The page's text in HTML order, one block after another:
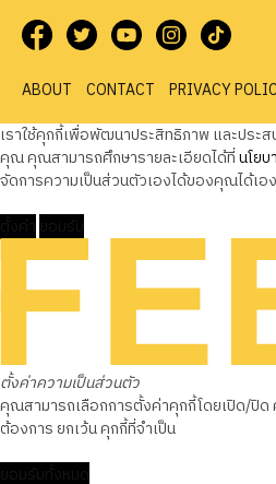
ABOUT CONTACT
PRIVACY
เราใช้คุกกี้เพื่อพัฒนาประสิทธิภาพ และประ
คุณ คุณสามารถศึกษารายละเอียดได้ที่นโย
จัดการความเป็นส่วนตัวเองได้ของคุณได้เอ
ตั้งค่าความเป็นส่วนตัว
คุณสามารถเลือกการตั้งค่าคุกกี้โดยเปิด/ปิด
ต้องการ ยกเว้น คุกกี้ที่จำเป็น